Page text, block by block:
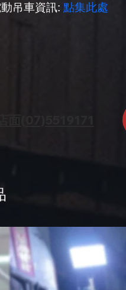
吊車資訊: 點集此處